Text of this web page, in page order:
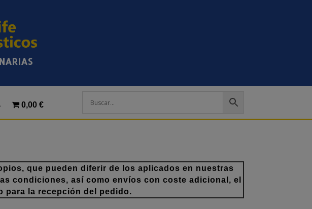
0,00 €
que pueden diferir de los aplicados en nuestras
condiciones, así como envíos con coste adicional, el
para la recepción del pedido.